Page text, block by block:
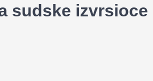
sudske izvrsioce